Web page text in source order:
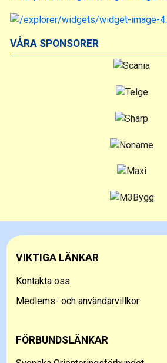
VÅRA SPONSORER
VIKTIGA LÄNKAR
Kontakta oss
Medlems- och användarvillkor
FÖRBUNDSLÄNKAR